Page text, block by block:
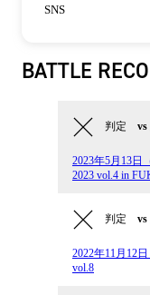
SNS
BATTLE
判定 vs
2023年5月13日
2023 vol.4 in
判定 vs
2022年11月12
vol.8